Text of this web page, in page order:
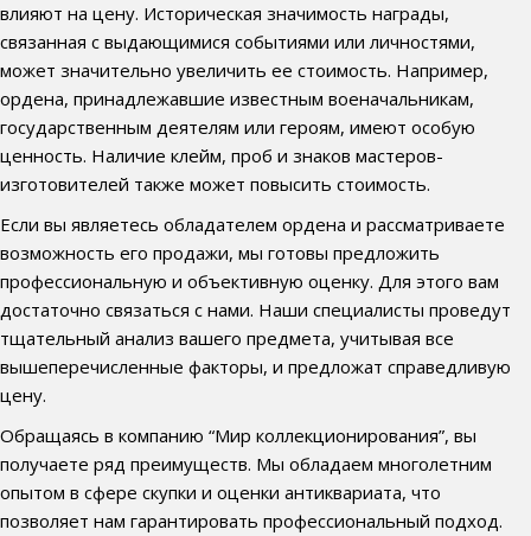
влияют на цену. Историческая значимость награды,
связанная с выдающимися событиями или личностями,
может значительно увеличить ее стоимость. Например,
ордена, принадлежавшие известным военачальникам,
государственным деятелям или героям, имеют особую
ценность. Наличие клейм, проб и знаков мастеров-
изготовителей также может повысить стоимость.
Если вы являетесь обладателем ордена и рассматриваете
возможность его продажи, мы готовы предложить
профессиональную и объективную оценку. Для этого вам
достаточно связаться с нами. Наши специалисты проведут
тщательный анализ вашего предмета, учитывая все
вышеперечисленные факторы, и предложат справедливую
цену.
Обращаясь в компанию “Мир коллекционирования”, вы
получаете ряд преимуществ. Мы обладаем многолетним
опытом в сфере скупки и оценки антиквариата, что
позволяет нам гарантировать профессиональный подход.